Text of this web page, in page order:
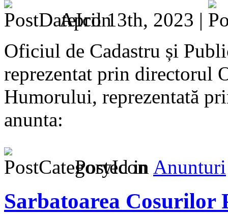
April 13th, 2023 |
Oficiul de Cadastru și
reprezentat prin directorul
Humorului, reprezentată
anunta:
Posted in Anunturi
Sarbatoarea Cosurilor